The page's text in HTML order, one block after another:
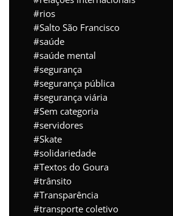
rios
Salto São Francisco
saúde
saúde mental
segurança
segurança pública
segurança viária
Sem categoria
servidores
Skate
solidariedade
Textos do Goura
trânsito
Transparência
transporte coletivo